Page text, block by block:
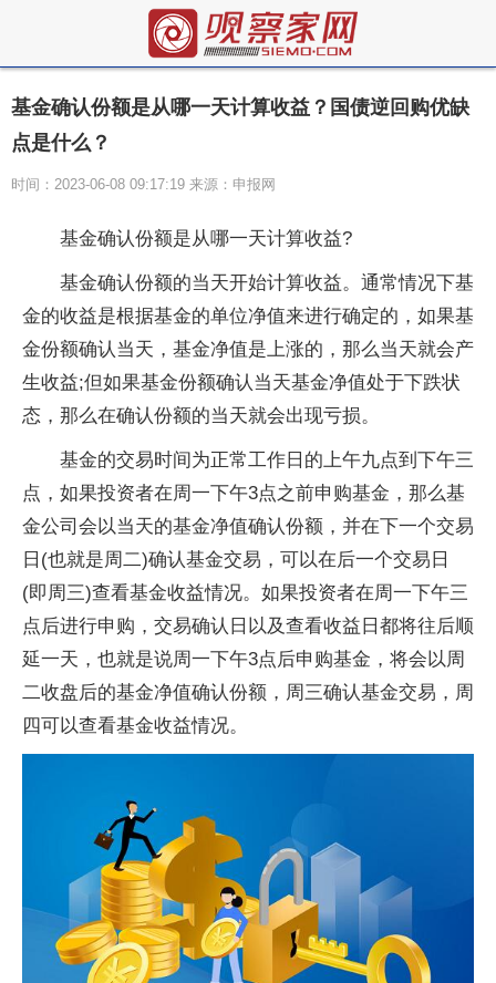
基金确认份额是从哪一天计算收益？国债逆回购优缺
点是什么？
时间：2023-06-08 09:17:19 来源：申报网
基金确认份额是从哪一天计算收益?
基金确认份额的当天开始计算收益。通常情况下基
金的收益是根据基金的单位净值来进行确定的，如果基
金份额确认当天，基金净值是上涨的，那么当天就会产
生收益;但如果基金份额确认当天基金净值处于下跌状
态，那么在确认份额的当天就会出现亏损。
基金的交易时间为正常工作日的上午九点到下午三
点，如果投资者在周一下午3点之前申购基金，那么基
金公司会以当天的基金净值确认份额，并在下一个交易
日(也就是周二)确认基金交易，可以在后一个交易日
(即周三)查看基金收益情况。如果投资者在周一下午三
点后进行申购，交易确认日以及查看收益日都将往后顺
延一天，也就是说周一下午3点后申购基金，将会以周
二收盘后的基金净值确认份额，周三确认基金交易，周
四可以查看基金收益情况。